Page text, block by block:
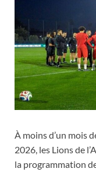
À moins d’un mois
2026, les Lions de
la programmation